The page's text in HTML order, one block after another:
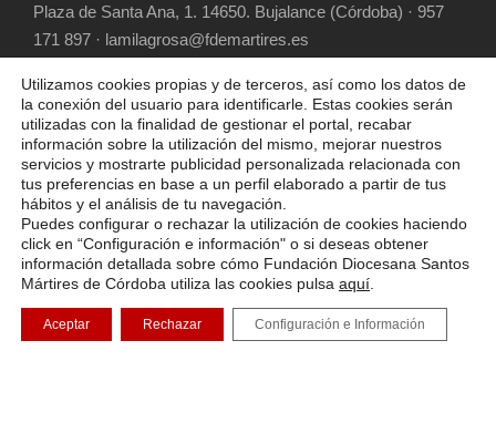
Plaza de Santa Ana, 1. 14650. Bujalance (Córdoba) · 957
171 897 · lamilagrosa@fdemartires.es
COPYRIGHT 2025 FUNDACIÓN DIOCESANA
SANTOS MÁRTIRES, ALL RIGHT RESERVED
POLÍTICA DE COOKIES AVISO LEGAL
POLÍTICA DE PRIVACIDAD
Utilizamos cookies propias y de terceros, así como los datos de
la conexión del usuario para identificarle. Estas cookies serán
utilizadas con la finalidad de gestionar el portal, recabar
información sobre la utilización del mismo, mejorar nuestros
servicios y mostrarte publicidad personalizada relacionada con
tus preferencias en base a un perfil elaborado a partir de tus
hábitos y el análisis de tu navegación.
Puedes configurar o rechazar la utilización de cookies haciendo
click en “Configuración e información" o si deseas obtener
información detallada sobre cómo Fundación Diocesana Santos
Mártires de Córdoba utiliza las cookies pulsa aquí
Aceptar Rechazar Configuración e Información